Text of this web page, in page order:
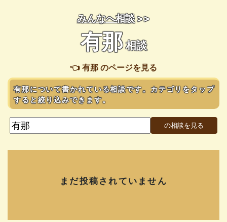
みんなへ相談>>
有那相談
👈 有那 のページを見る
有那について書かれている相談です。カテゴリをタップ
すると絞り込みできます。
まだ投稿されていません